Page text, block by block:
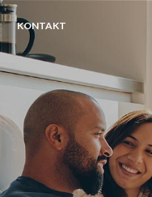
KONTAKT